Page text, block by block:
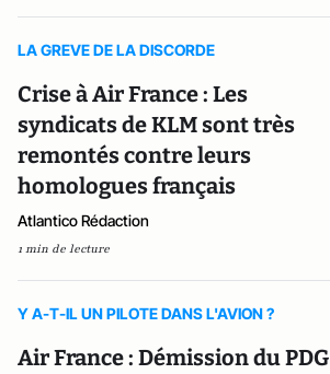
LA GREVE DE LA DISCORDE
Crise à Air France : Les
syndicats de KLM sont très
remontés contre leurs
homologues français
Atlantico Rédaction
1 min de lecture
Y A-T-IL UN PILOTE DANS L'AVION ?
Air France : Démission du PDG